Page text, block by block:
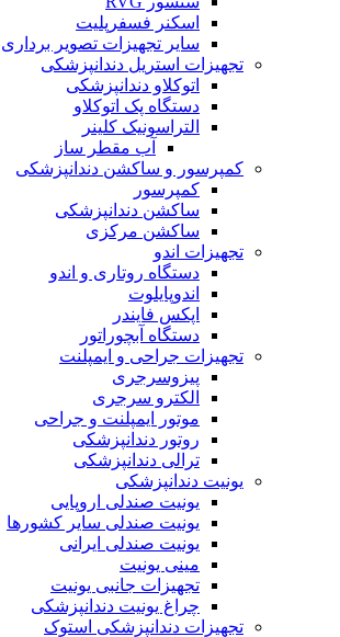
اسکنر فسفرپلیت
سایر تجهیزات تصویر برداری
تجهیزات استریل دندانپزشکی
اتوکلاو دندانپزشکی
دستگاه پک اتوکلاو
التراسونیک کلینر
آب مقطر ساز
کمپرسور و ساکشن دندانپزشکی
کمپرسور
ساکشن دندانپزشکی
ساکشن مرکزی
تجهیزات اندو
دستگاه روتاری و اندو
اندوپایلوت
اپکس فایندر
دستگاه آبچوراتور
تجهیزات جراحی و ایمپلنت
پیزوسرجری
الکترو سرجری
موتور ایمپلنت و جراحی
روتور دندانپزشکی
ترالی دندانپزشکی
یونیت دندانپزشکی
یونیت صندلی اروپایی
یونیت صندلی سایر کشورها
یونیت صندلی ایرانی
مینی یونیت
تجهیزات جانبی یونیت
چراغ یونیت دندانپزشکی
تجهیزات دندانپزشکی استوک